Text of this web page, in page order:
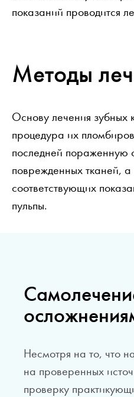
показаний проводится
Методы
Основу лечения зубных
процедура их
последней пораженную
поврежденных тканей,
соответствующих
пульпы.
Несмотря на то, что
на проверенных
проверку